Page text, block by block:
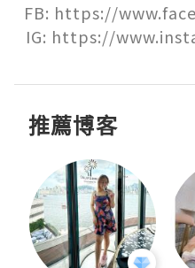
FB: https://
IG: https://
推薦博客